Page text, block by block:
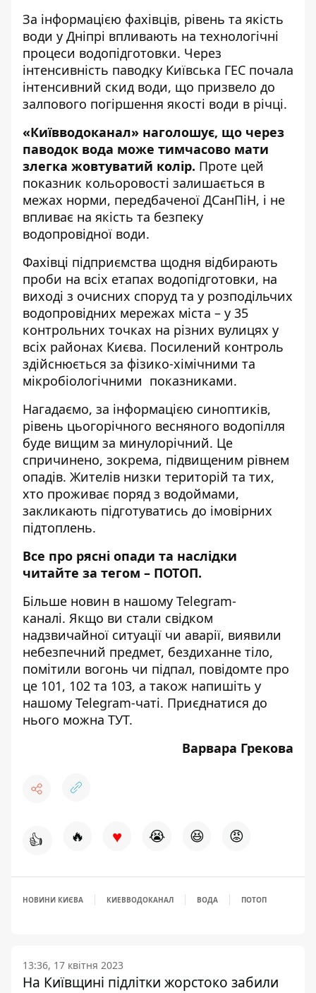
За інформацією фахівців, рівень та якість
води у Дніпрі впливають на технологічні
процеси водопідготовки. Через
інтенсивність паводку Київська ГЕС почала
інтенсивний скид води, що призвело до
залпового погіршення якості води в річці.
«Київводоканал» наголошує, що через
паводок вода може тимчасово мати
злегка жовтуватий колір. Проте цей
показник кольоровості залишається в
межах норми, передбаченої ДСанПіН, і не
впливає на якість та безпеку
водопровідної води.
Фахівці підприємства щодня відбирають
проби на всіх етапах водопідготовки, на
виході з очисних споруд та у розподільчих
водопровідних мережах міста – у 35
контрольних точках на різних вулицях у
всіх районах Києва. Посилений контроль
здійснюється за фізико-хімічними та
мікробіологічними показниками.
Нагадаємо, за інформацією синоптиків,
рівень цьогорічного весняного водопілля
буде вищим за минулорічний. Це
спричинено, зокрема, підвищеним рівнем
опадів. Жителів низки територій та тих,
хто проживає поряд з водоймами,
закликають підготуватись до імовірних
підтоплень.
Все про рясні опади та наслідки
читайте за тегом – ПОТОП.
Більше новин в нашому Telegram-
каналі. Якщо ви стали свідком
надзвичайної ситуації чи аварії, виявили
небезпечний предмет, бездиханне тіло,
помітили вогонь чи підпал, повідомте про
це 101, 102 та 103, а також напишіть у
нашому Telegram-чаті. Приєднатися до
нього можна ТУТ.
Варвара Грекова
👍 🔥 ♥ 😭 😆 😡
НОВИНИ КИЄВА КИЕВВОДОКАНАЛ ВОДА ПОТОП
13:36, 17 квітня 2023
На Київщині підлітки жорстоко забили